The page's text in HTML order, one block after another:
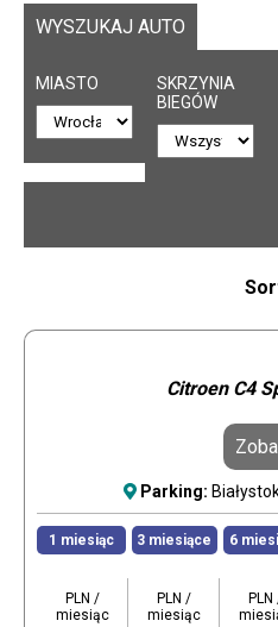
WYSZUKAJ AUTO
MIASTO
SKRZYNIA
BIEGÓW
Citroen C4
Parking:
1 miesiąc 3 miesiące 6
PLN /
miesiąc
PLN /
miesiąc
PLN